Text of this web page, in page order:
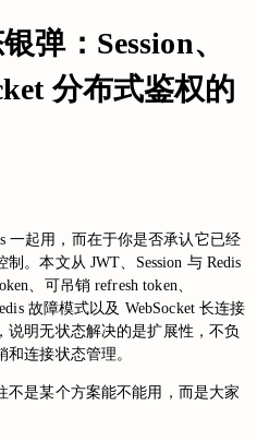
弹：Session、
分布式鉴权的
一起用，而在于你是否承认它已经
。本文从 JWT、Session 与 Redis
、可吊销 refresh token、
故障模式以及 WebSocket 长连接
明无状态解决的是扩展性，不负
连接状态管理。
不是某个方案能不能用，而是大家